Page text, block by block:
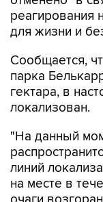
Сообщается,
гектара, в
локализован.
"На данный
линий
на месте в
очаги
ликвидацию